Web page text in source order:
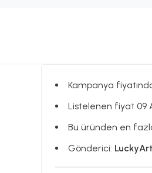
Kampanya
Listelenen fiyat 09
Bu üründen en
Gönderici: LuckyArt